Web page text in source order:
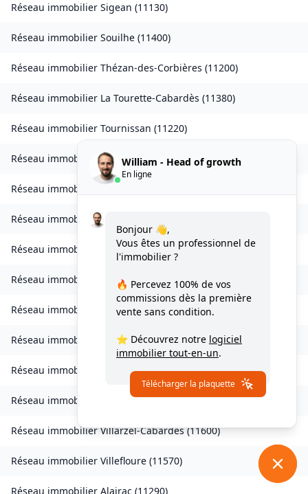
Réseau immobilier Sigean (11130)
Réseau immobilier Souilhe (11400)
Réseau immobilier Thézan-des-Corbières (11200)
Réseau immobilier La Tourette-Cabardès (11380)
Réseau immobilier Tournissan (11220)
Réseau immobilierTrausse(11160)
Réseau immobilier
Réseau immobilierValmigère
Réseau immobilier Ventenac-en-Minervois(11120)
Réseau immobilier Verdun-en-Lauragais (11400
Réseau immobilier Vignevieille(11330)
Réseau immobilier Villalier(11600)
Réseau immobilier Villanière(11600)
Réseau immobilier Villardebelle(11580)
Réseau immobilierVillarzel-Cabardès(11600)
Réseau immobilier Villefloure (11570)
Réseau immobilier Alairac (11290)
William - Head of growth
En ligne
Bonjour 👋,
Vous êtes un professionnel de
l'immobilier ?
🔥 Percevez 100% de vos
commissions dès la première
vente sans condition.
⭐ Découvrez notre logiciel
immobilier tout-en-un.
Télécharger la plaquette